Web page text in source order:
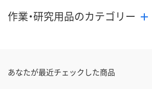
作業・研究用品のカテゴリー
あなたが最近チェックした商品